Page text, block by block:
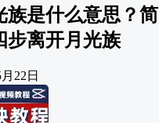
族是什么意思？简
步离开月光族
22日